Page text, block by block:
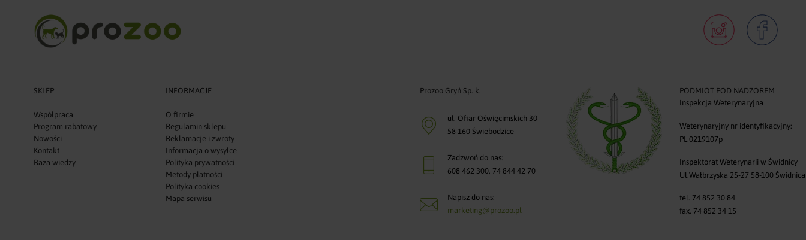
SKLEP
Współpraca
Program rabatowy
Nowości
Kontakt
Baza wiedzy
INFORMACJE
O firmie
Regulamin sklepu
Reklamacje i zwroty
Informacja o wysyłce
Polityka prywatności
Metody płatności
Polityka cookies
Mapa serwisu
Prozoo Gryń Sp. k.
ul. Ofiar Oświęcimskich 30
58-160 Świebodzice
Zadzwoń do nas:
608 462 300, 74 844 42 70
Napisz do nas:
marketing@prozoo.pl
PODMIOT POD NADZOREM
Inspekcja Weterynaryjna
Weterynaryjny nr identyfikacyjny:
PL 0219107p
Inspektorat Weterynarii w Świdnicy
Ul.Wałbrzyska 25-27 58-100 Świdnica
tel. 74 852 30 84
fax. 74 852 34 15